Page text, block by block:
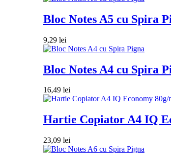
Bloc Notes A5 cu Spira
9,29 lei
Bloc Notes A4 cu Spira
16,49 lei
Hartie Copiator A4 IQ
23,09 lei